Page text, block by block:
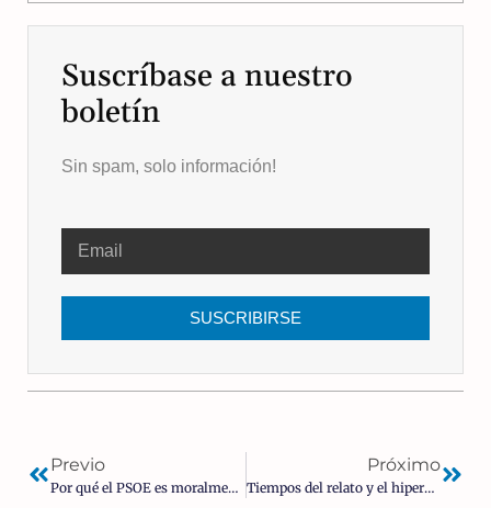
Suscríbase a nuestro
boletín
Sin spam, solo información!
SUSCRIBIRSE
Previo
Por qué el PSOE es moralmente superior al PP | Pío Moa
Próximo
Tiempos del relato y el hiperescepticismo | Albert Mesa Rey